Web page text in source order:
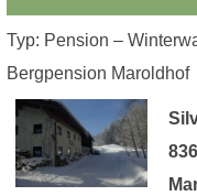
Typ: Pension –
Bergpension Maroldhof